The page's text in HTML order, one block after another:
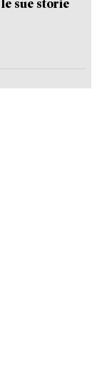
sue storie